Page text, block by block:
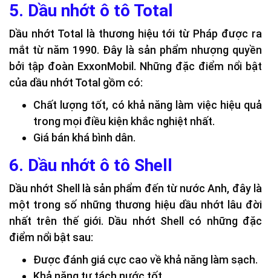
5. Dầu nhớt ô tô Total
Dầu nhớt Total là thương hiệu tới từ Pháp được ra
mắt từ năm 1990. Đây là sản phẩm nhượng quyền
bởi tập đoàn ExxonMobil. Những đặc điểm nổi bật
của dầu nhớt Total gồm có:
Chất lượng tốt, có khả năng làm việc hiệu quả
trong mọi điều kiện khắc nghiệt nhất.
Giá bán khá bình dân.
6. Dầu nhớt ô tô Shell
Dầu nhớt Shell là sản phẩm đến từ nước Anh, đây là
một trong số những thương hiệu dầu nhớt lâu đời
nhất trên thế giới. Dầu nhớt Shell có những đặc
điểm nổi bật sau:
Được đánh giá cực cao về khả năng làm sạch.